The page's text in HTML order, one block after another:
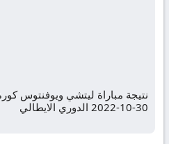
30-10-2022 الدوري الايطالي